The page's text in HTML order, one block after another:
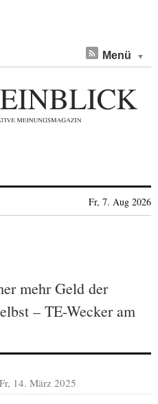
Menü
Fr, 7. Aug 2026
mehr Geld der
– TE-Wecker am
Fr, 14. März 2025